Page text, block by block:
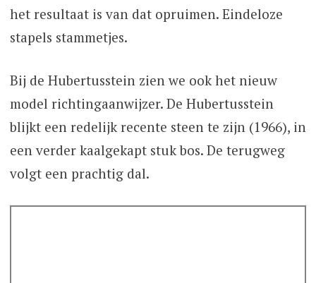
het resultaat is van dat opruimen. Eindeloze
stapels stammetjes.
Bij de Hubertusstein zien we ook het nieuw
model richtingaanwijzer. De Hubertusstein
blijkt een redelijk recente steen te zijn (1966), in
een verder kaalgekapt stuk bos. De terugweg
volgt een prachtig dal.